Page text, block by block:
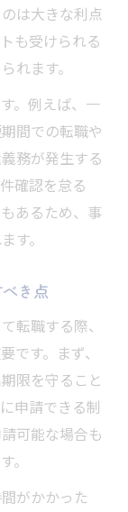
は大きな利点
も受けられる
れます。
。例えば、一
間での転職や
務が発生する
確認を怠る
あるため、事
す。
き点
転職する際、
です。まず、
限を守ること
申請できる制
可能な場合も
。
がかかった